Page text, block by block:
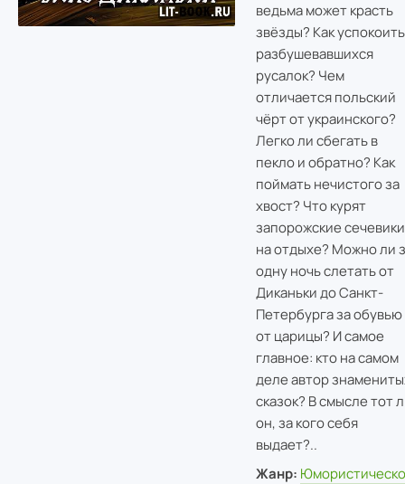
ведьма может красть
звёзды? Как успокоить
разбушевавшихся
русалок? Чем
отличается польский
чёрт от украинского?
Легко ли сбегать в
пекло и обратно? Как
поймать нечистого за
хвост? Что курят
запорожские сечевики
на отдыхе? Можно ли
одну ночь слетать от
Диканьки до Санкт-
Петербурга за обувью
от царицы? И самое
главное: кто на самом
деле автор
сказок? В смысле тот
он, за кого себя
выдает?..
Жанр: